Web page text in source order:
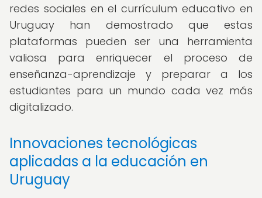
redes sociales en el currículum educativo en
Uruguay han demostrado que estas
plataformas pueden ser una herramienta
valiosa para enriquecer el proceso de
enseñanza-aprendizaje y preparar a los
estudiantes para un mundo cada vez más
digitalizado.
Innovaciones tecnológicas
aplicadas a la educación en
Uruguay